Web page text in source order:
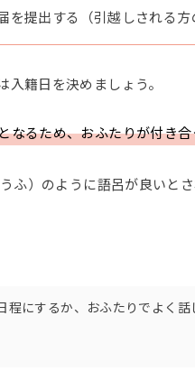
を提出する（引越しされる方
入籍日を決めましょう。
なるため、おふたりが付き
ふ）のように語呂が良いと
程にするか、おふたりでよく話